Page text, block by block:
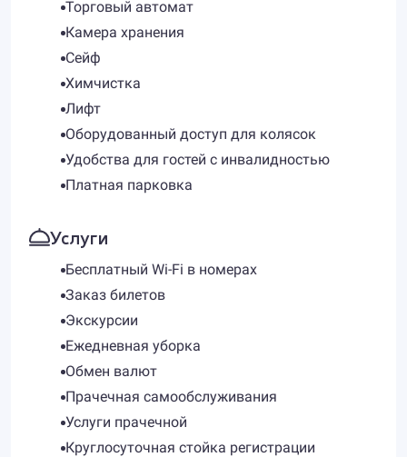
Торговый автомат
Камера хранения
Сейф
Химчистка
Лифт
Оборудованный доступ для колясок
Удобства для гостей с инвалидностью
Платная парковка
Услуги
Бесплатный Wi-Fi в номерах
Заказ билетов
Экскурсии
Ежедневная уборка
Обмен валют
Прачечная самообслуживания
Услуги прачечной
Круглосуточная стойка регистрации